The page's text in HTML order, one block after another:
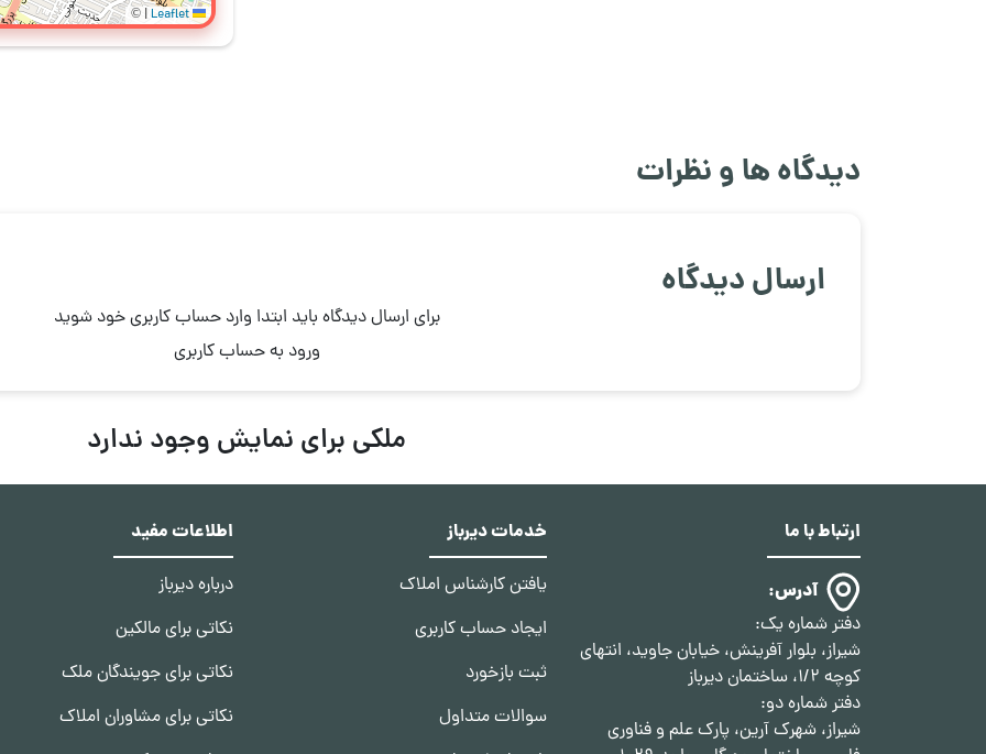
Leaflet
|
©
دیدگاه ها و نظرات
ارسال دیدگاه
برای ارسال دیدگاه باید ابتدا وارد حساب کاربری خود شوید
ورود به حساب کاربری
ملکی برای نمایش وجود ندارد
ارتباط با ما
آدرس:
دفتر شماره یک:
شیراز، بلوار آفرینش، خیابان جاوید، انتهای
کوچه 1/2، ساختمان دیرباز
دفتر شماره دو:
شیراز، شهرک آرین، پارک علم و فناوری
خدمات دیرباز
یافتن کارشناس املاک
ایجاد حساب کاربری
ثبت بازخورد
سوالات متداول
اطلاعات مفید
درباره دیرباز
نکاتی برای مالکین
نکاتی برای جویندگان ملک
نکاتی برای مشاوران املاک